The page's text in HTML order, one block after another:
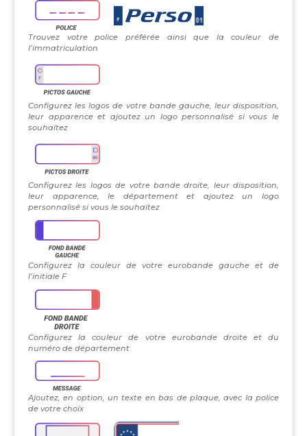
Trouvez votre police préférée ainsi que la couleur de
l’immatriculation
Configurez les logos de votre bande gauche, leur disposition,
leur apparence et ajoutez un logo personnalisé si vous le
souhaitez
Configurez les logos de votre bande droite, leur disposition,
leur apparence, le département et ajoutez un logo
personnalisé si vous le souhaitez
Configurez la couleur de votre eurobande gauche et de
l’initiale F
Configurez la couleur de votre eurobande droite et du
numéro de département
Ajoutez, en option, un texte en bas de plaque, avec la police
de votre choix